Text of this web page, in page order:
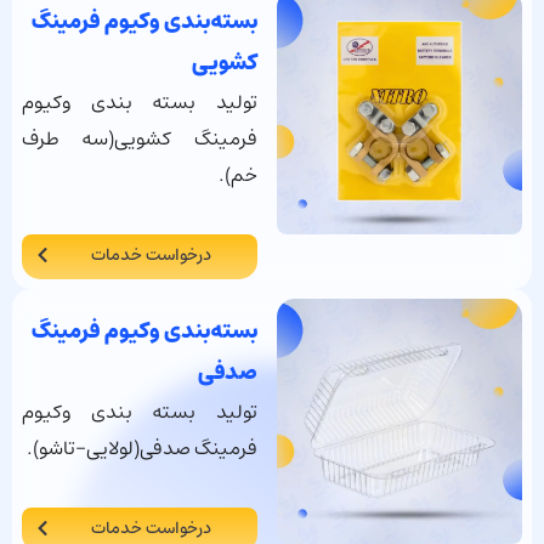
بسته‌بندی وکیوم فرمینگ
کشویی
تولید بسته بندی وکیوم
فرمینگ کشویی(سه طرف
خم).
درخواست خدمات
بسته‌بندی وکیوم فرمینگ
صدفی
تولید بسته بندی وکیوم
فرمینگ صدفی(لولایی-تاشو).
درخواست خدمات